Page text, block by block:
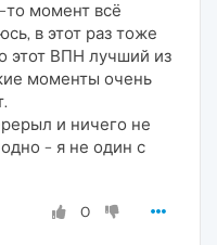
момент всё
в этот раз тоже
этот ВПН лучший из
моменты очень
и ничего не
- я не один с
0